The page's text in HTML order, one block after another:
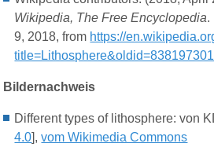
Wikipedia, The Free Encyclopedia.
9, 2018, from https://
title=Lithosphere&oldid=838197301
Bildernachweis
Different types of lithosphere: von
4.0],vom Wikimedia Commons